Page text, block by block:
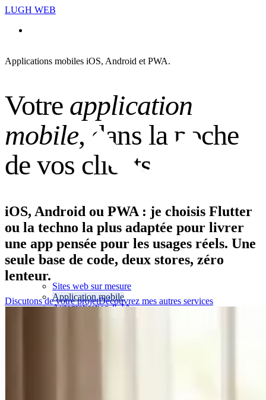
LUGH WEB
Sites web sur mesure
Application mobile
Automatisation & IA
Applications mobiles iOS, Android et PWA.
Votre application
mobile, dans la p oche
de vos clie ts
iOS, Android ou PWA : je choisis Flutter
ou la techno la plus adaptée pour livrer
une app pensée pour les usages réels. Une
seule base de code, deux stores, zéro
lenteur.
Discutons de votre projetDécouvrez mes autres services